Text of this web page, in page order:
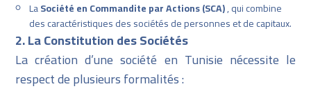
LaSociété en Commandite par Actions (SCA), qui combine
des caractéristiques des sociétés de personnes et de capitaux.
2. La Constitution des Sociétés
La création d’une société en Tunisie nécessite le
respect de plusieurs formalités :